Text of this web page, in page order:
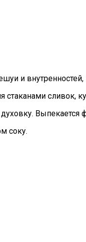
и
стаканами сливок,
Выпекается
соку.